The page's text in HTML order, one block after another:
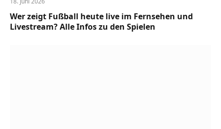
Wer zeigt Fußball heute live im Fernsehen und
Livestream? Alle Infos zu den Spielen